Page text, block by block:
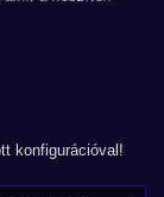
konfigurációval!